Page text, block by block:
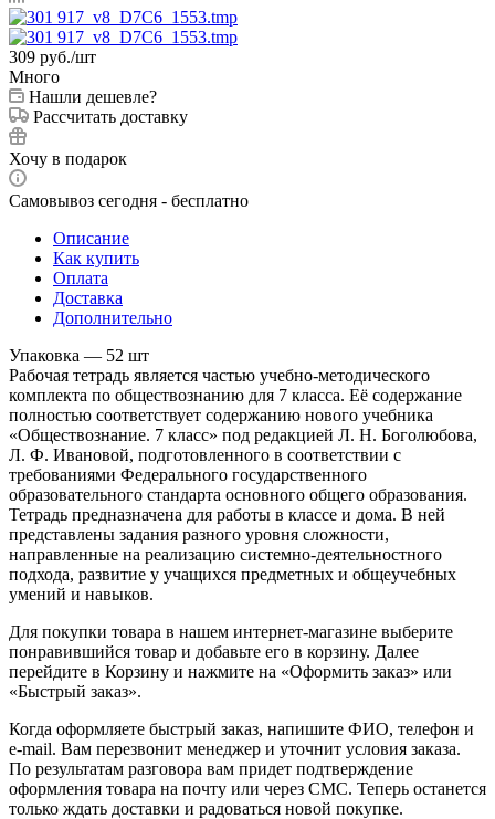
309 руб./шт
Много
Нашли дешевле?
Рассчитать доставку
Хочу в подарок
Самовывоз сегодня - бесплатно
Описание
Как купить
Оплата
Доставка
Дополнительно
Упаковка — 52 шт
Рабочая тетрадь является частью учебно-методического
комплекта по обществознанию для 7 класса. Её содержание
полностью соответствует содержанию нового учебника
«Обществознание. 7 класс» под редакцией Л. Н. Боголюбова,
Л. Ф. Ивановой, подготовленного в соответствии с
требованиями Федерального государственного
образовательного стандарта основного общего образования.
Тетрадь предназначена для работы в классе и дома. В ней
представлены задания разного уровня сложности,
направленные на реализацию системно-деятельностного
подхода, развитие у учащихся предметных и общеучебных
умений и навыков.
Для покупки товара в нашем интернет-магазине выберите
понравившийся товар и добавьте его в корзину. Далее
перейдите в Корзину и нажмите на «Оформить заказ» или
«Быстрый заказ».
Когда оформляете быстрый заказ, напишите ФИО, телефон и
e-mail. Вам перезвонит менеджер и уточнит условия заказа.
По результатам разговора вам придет подтверждение
оформления товара на почту или через СМС. Теперь останется
только ждать доставки и радоваться новой покупке.